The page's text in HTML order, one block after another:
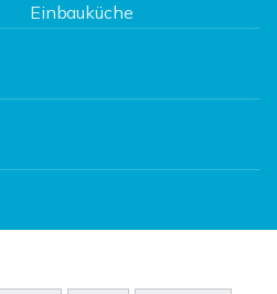
Einbauküche